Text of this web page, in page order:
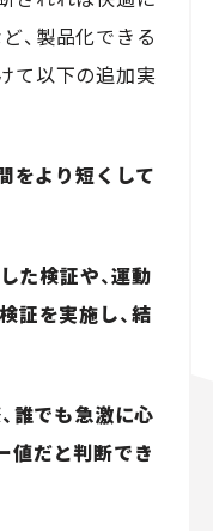
、製品化できる
て以下の追加実
をより短くして
た検証や、運動
証を実施し、結
誰でも急激に心
値だと判断でき